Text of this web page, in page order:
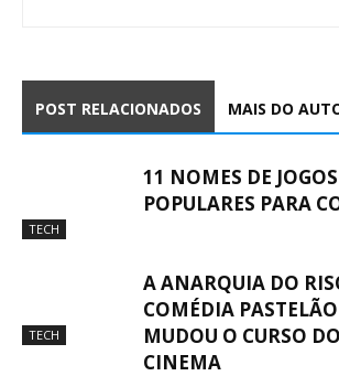
POST RELACIONADOS MAIS DO
TECH
11 NOMES DE
POPULARES PARA
TECH
A ANARQUIA DO
COMÉDIA
MUDOU O CURSO
CINEMA